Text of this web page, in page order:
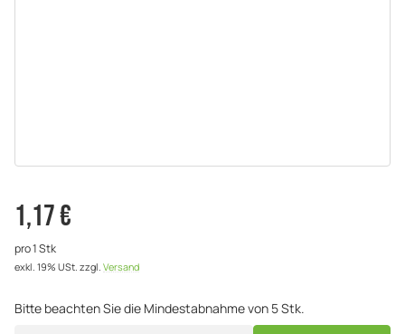
1,17 €
pro 1 Stk
exkl. 19% USt. zzgl. Versand
Bitte beachten Sie die Mindestabnahme von 5 Stk.